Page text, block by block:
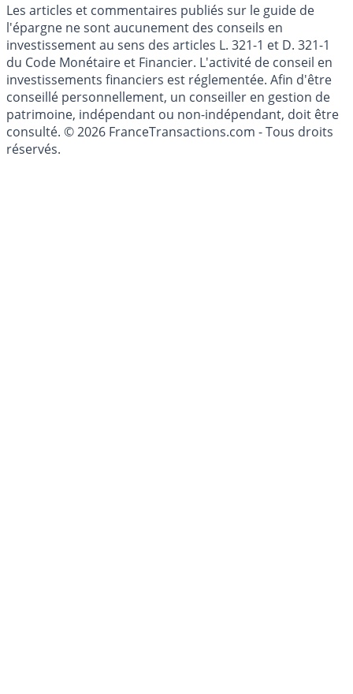
Cookies
Les articles et commentaires publiés sur le guide de
l'épargne ne sont aucunement des conseils en
investissement au sens des articles L. 321-1 et D. 321-1
du Code Monétaire et Financier. L'activité de conseil en
investissements financiers est réglementée. Afin d'être
conseillé personnellement, un conseiller en gestion de
patrimoine, indépendant ou non-indépendant, doit être